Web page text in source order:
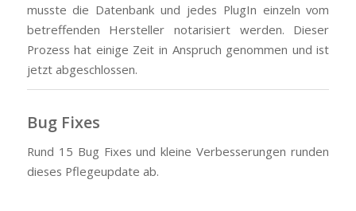
musste die Datenbank und jedes PlugIn einzeln vom
betreffenden Hersteller notarisiert werden. Dieser
Prozess hat einige Zeit in Anspruch genommen und ist
jetzt abgeschlossen.
Bug Fixes
Rund 15 Bug Fixes und kleine Verbesserungen runden
dieses Pflegeupdate ab.